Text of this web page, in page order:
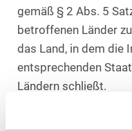
gemäß § 2 Abs. 5
betroffenen Länder
das Land, in dem die
entsprechenden
Ländern schließt.